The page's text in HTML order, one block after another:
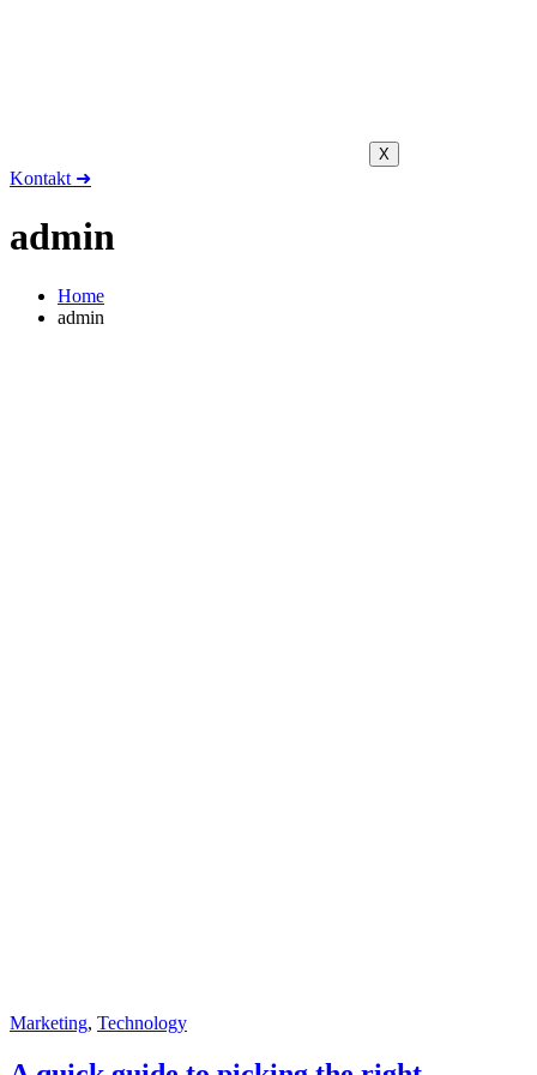
X
Kontakt ➜
admin
Home
admin
Marketing, Technology